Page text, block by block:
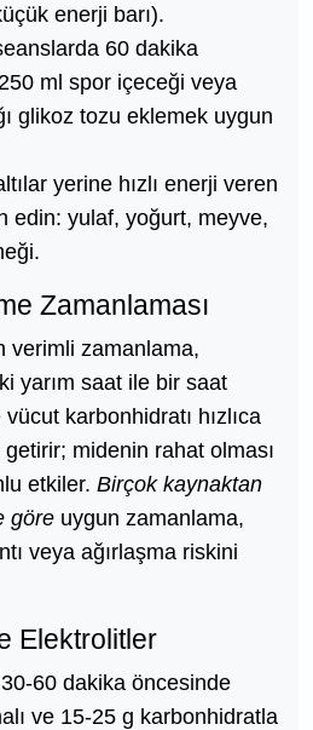
enerji barı).
60 dakika
ml spor içeceği veya
glikoz tozu eklemek uygun
yerine hızlı enerji veren
edin: yulaf, yoğurt, meyve,
Zamanlaması
verimli zamanlama,
yarım saat ile bir saat
vücut karbonhidratı hızlıca
getirir; midenin rahat olması
etkiler. Birçok kaynaktan
göre uygun zamanlama,
veya ağırlaşma riskini
Elektrolitler
60 dakika öncesinde
ve 15-25 g karbonhidratla